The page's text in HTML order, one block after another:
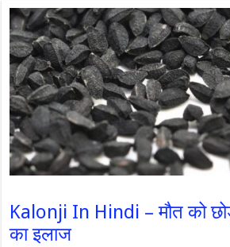
Kalonji In Hindi – मौत को
का इलाज